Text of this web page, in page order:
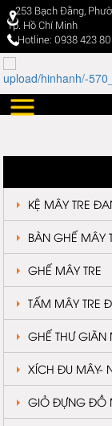
253 Bạch Đằng,
Tp. Hồ Chí Minh
Hotline: 0938 423
KỆ MÂY TRE
BÀN GHẾ MÂY
GHẾ MÂY TRE
TẤM MÂY TRE
GHẾ THƯ GIÃN
XÍCH ĐU MÂY-
GIỎ ĐỰNG ĐỒ